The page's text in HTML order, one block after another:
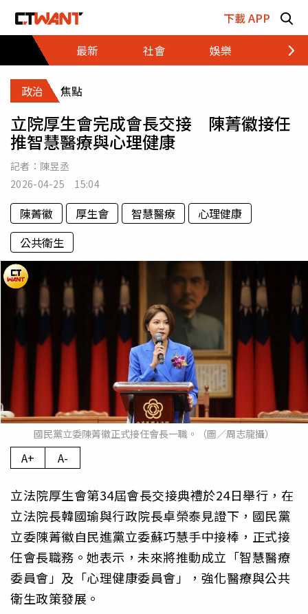
下載 APP
最新
社會 娛樂 財經
政治 焦點
立院厚生會完成會長交接 陳菁徽接任
推智慧醫療與心理健康
記者： 陳昱丞
2026-04-25 15:04
陳菁徽 厚生會 智慧醫療
心理健康
公共衛生
國民黨立委陳菁徽正式接任會長一職。（圖／周志龍攝）
A+ A-
立法院厚生會第34屆會長交接典禮於24日舉行，在
立法院長韓國瑜與行政院長卓榮泰見證下，國民黨
立委陳菁徽自民進黨立委蘇巧慧手中接棒，正式接
任會長職務。她表示，未來將推動成立「智慧醫療
委員會」及「心理健康委員會」，強化醫療與公共
衛生政策發展。